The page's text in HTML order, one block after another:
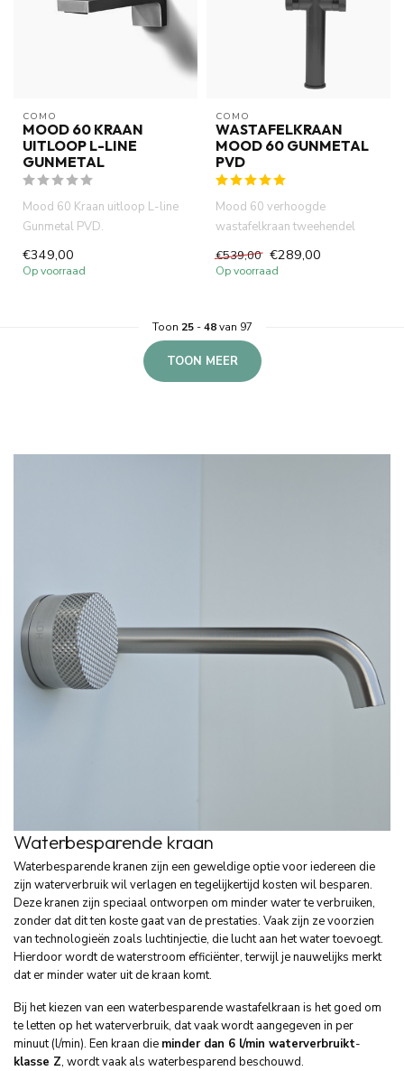
COMO
MOOD 60 KRAAN
UITLOOP L-LINE
GUNMETAL
Mood 60 Kraan uitloop L-line
Gunmetal PVD.
per mi...
€349,00
Op voorraad
COMO
WASTAFELKRAAN
MOOD 60 GUNMETAL
PVD
Mood 60 verhoogde
wastafelkraan tweehendel
handvatte...
€539,00 €289,00
Op voorraad
Toon 25-48van 97
TOON MEER
Waterbesparende kraan
Waterbesparende kranen zijn een geweldige optie voor iedereen die
zijn waterverbruik wil verlagen en tegelijkertijd kosten wil besparen.
Deze kranen zijn speciaal ontworpen om minder water te verbruiken,
zonder dat dit ten koste gaat van de prestaties. Vaak zijn ze voorzien
van technologieën zoals luchtinjectie, die lucht aan het water toevoegt.
Hierdoor wordt de waterstroom efficiënter, terwijl je nauwelijks merkt
dat er minder water uit de kraan komt.
Bij het kiezen van een waterbesparende wastafelkraan is het goed om
te letten op het waterverbruik, dat vaak wordt aangegeven in per
minuut (l/min). Een kraan die minder dan 6 l/min waterverbruikt-
klasse Z, wordt vaak als waterbesparend beschouwd.